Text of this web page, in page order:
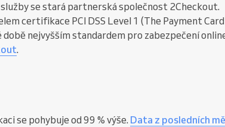
se stará partnerská společnost 2Checkout.
certifikace PCI DSS Level 1 (The Payment Card
nejvyšším standardem pro zabezpečení
.
se pohybuje od 99 % výše. Data z posledních